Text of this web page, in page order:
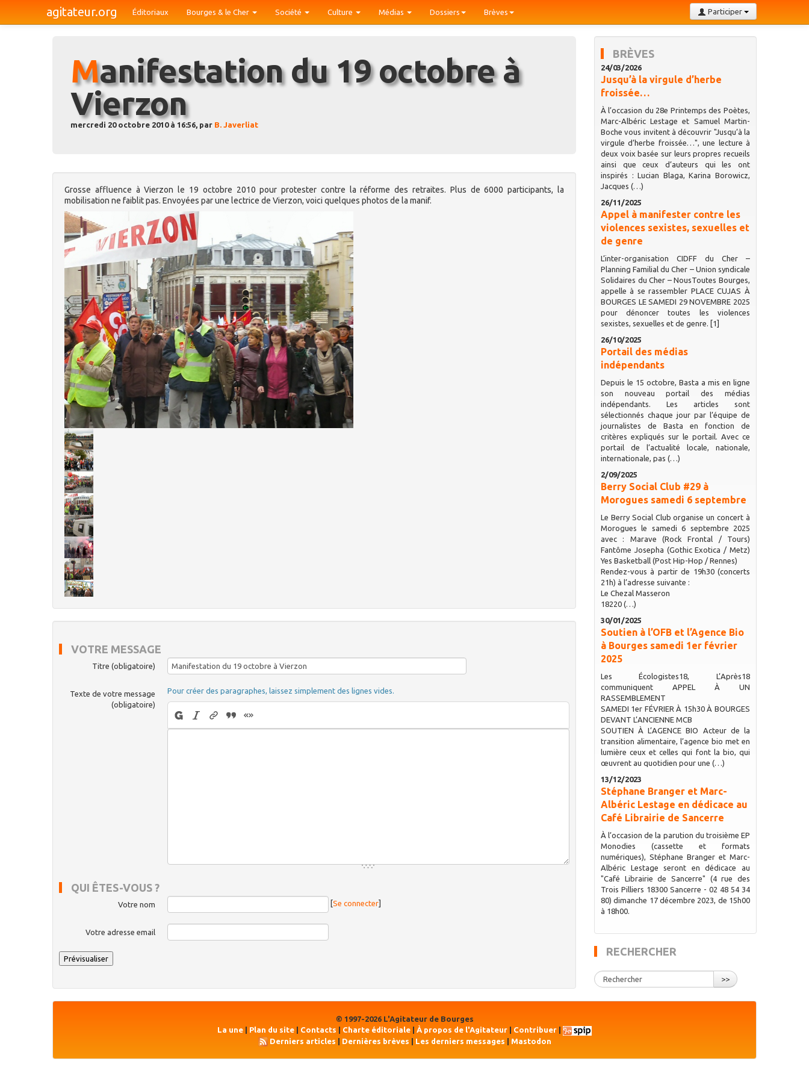
agitateur.org Participer
Éditoriaux Bourges & le Cher Société Culture Médias Dossiers Brèves
Manifestation du 19 octobre à
Vierzon
mercredi 20 octobre 2010 à 16:56, par B. Javerliat
Grosse affluence à Vierzon le 19 octobre 2010 pour protester contre la réforme des retraites. Plus de 6000 participants, la
mobilisation ne faiblit pas. Envoyées par une lectrice de Vierzon, voici quelques photos de la manif.
VOTRE MESSAGE
Titre (obligatoire)
Texte de votre message
(obligatoire)
Pour créer des paragraphes, laissez simplement des lignes vides.
QUI ÊTES-VOUS ?
Votre nom [Se connecter]
Votre adresse email
BRÈVES
24/03/2026
Jusqu’à la virgule d’herbe
froissée…
À l’occasion du 28e Printemps des Poètes,
Marc-Albéric Lestage et Samuel Martin-
Boche vous invitent à découvrir "Jusqu’à la
virgule d’herbe froissée…", une lecture à
deux voix basée sur leurs propres recueils
ainsi que ceux d’auteurs qui les ont
inspirés : Lucian Blaga, Karina Borowicz,
Jacques (…)
26/11/2025
Appel à manifester contre les
violences sexistes, sexuelles et
de genre
L’inter-organisation CIDFF du Cher –
Planning Familial du Cher – Union syndicale
Solidaires du Cher – NousToutes Bourges,
appelle à se rassembler PLACE CUJAS À
BOURGES LE SAMEDI 29 NOVEMBRE 2025
pour dénoncer toutes les violences
sexistes, sexuelles et de genre. [1]
26/10/2025
Portail des médias
indépendants
Depuis le 15 octobre, Basta a mis en ligne
son nouveau portail des médias
indépendants. Les articles sont
sélectionnés chaque jour par l’équipe de
journalistes de Basta en fonction de
critères expliqués sur le portail. Avec ce
portail de l’actualité locale, nationale,
internationale, pas (…)
2/09/2025
Berry Social Club #29 à
Morogues samedi 6 septembre
Le Berry Social Club organise un concert à
Morogues le samedi 6 septembre 2025
avec : Marave (Rock Frontal / Tours)
Fantôme Josepha (Gothic Exotica / Metz)
Yes Basketball (Post Hip-Hop / Rennes)
Rendez-vous à partir de 19h30 (concerts
21h) à l’adresse suivante :
Le Chezal Masseron
18220 (…)
30/01/2025
Soutien à l’OFB et l’Agence Bio
à Bourges samedi 1er février
2025
Les Écologistes18, L’Après18
communiquent APPEL À UN
RASSEMBLEMENT
SAMEDI 1er FÉVRIER À 15h30 À BOURGES
DEVANT L’ANCIENNE MCB
SOUTIEN À L’AGENCE BIO Acteur de la
transition alimentaire, l’agence bio met en
lumière ceux et celles qui font la bio, qui
œuvrent au quotidien pour une (…)
13/12/2023
Stéphane Branger et Marc-
Albéric Lestage en dédicace au
Café Librairie de Sancerre
À l’occasion de la parution du troisième EP
Monodies (cassette et formats
numériques), Stéphane Branger et Marc-
Albéric Lestage seront en dédicace au
"Café Librairie de Sancerre" (4 rue des
Trois Pilliers 18300 Sancerre - 02 48 54 34
80) dimanche 17 décembre 2023, de 15h00
à 18h00.
RECHERCHER
>>
© 1997-2026 L'Agitateur de Bourges
La une
Plan du site Contacts Charte éditoriale À propos de l'Agitateur Contribuer
Derniers articles | Dernières brèves | Les derniers messages | Mastodon